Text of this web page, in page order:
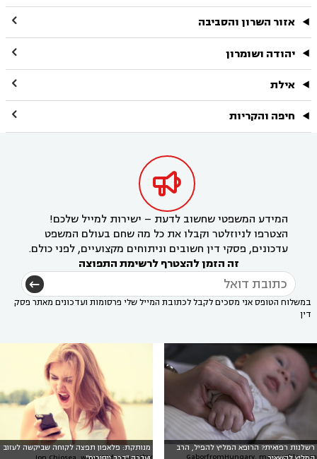
אזור השרון והסביבה 
יהודה ושומרון 
אילת 
חיפה והקריות 

המידע המשפטי שחשוב לדעת – ישירות למייל שלכם!
הצטרפו לניוזלטר וקבלו את כל מה שחם בעולם המשפט
עדכונים, פסקי דין חשובים וניתוחים מקצועיים, לפני כולם.
זה הזמן להצטרף לרשימת התפוצה
במשלוח הטופס אני מסכים לקבל לכתובת המייל שלי פרסומות ועדכונים מאתר פסק
דין
רשלנות רפואית? הרופא המליץ להפיל, הרב
GaborfromHungary, morguefile.com
מנותקת: פלאפון תפצה לקוחה שביקשה לעזוב